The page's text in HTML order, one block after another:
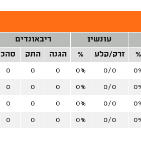
עונשין ריבאונדים
% זרק/קלע % הגנה התק סהכ
0/0
0%
0
0
0
0/0
0%
0
0
0
0/0
0%
0
0
0
0/0
0%
0
0
0